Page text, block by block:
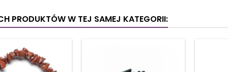
PRODUKTÓW W TEJ SAMEJ KATEGORII: